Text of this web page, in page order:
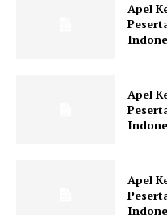
Apel
Apel
Apel